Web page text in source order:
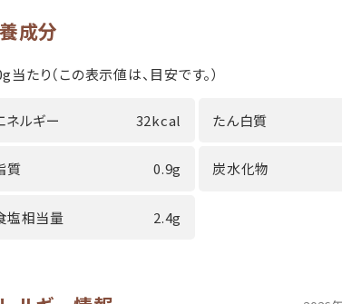
成分
当たり（この表示値は、目安です。）
ネルギー 32kcal たん白質
質 0.9g 炭水化物
塩相当量 2.4g